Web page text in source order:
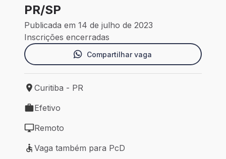
PR/SP
Publicada em 14 de julho de 2023
Inscrições encerradas
Compartilhar vaga
Local de trabalho: Curitiba - PR
Curitiba - PR
Tipo de vaga: Efetivo
Efetivo
Modelo de trabalho: Remoto
Remoto
Vaga também para PcD
Vaga também para PcD